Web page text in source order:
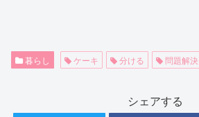
暮らし ケーキ 分ける 問題解決
シェアする